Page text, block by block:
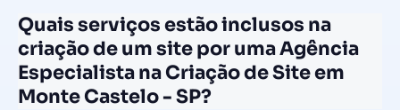
Quais serviços estão inclusos na
criação de um site por uma Agência
Especialista na Criação de Site em
Monte Castelo - SP?